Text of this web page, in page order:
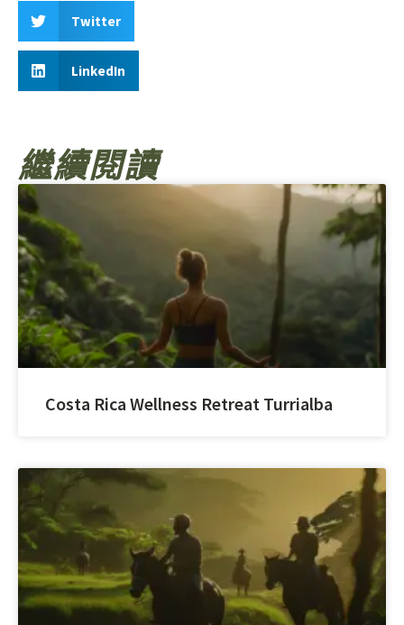
Twitter
LinkedIn
繼續閱讀
Costa Rica Wellness Retreat Turrialba